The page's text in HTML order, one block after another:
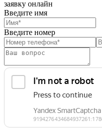
заявку онлайн
Введите имя
Введите номер